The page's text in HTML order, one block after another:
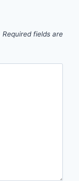
Required fields are